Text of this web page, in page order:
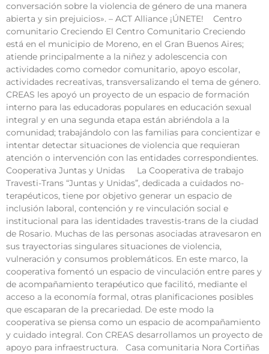
conversación sobre la violencia de género de una manera
abierta y sin prejuicios». – ACT Alliance ¡ÚNETE! Centro
comunitario Creciendo El Centro Comunitario Creciendo
está en el municipio de Moreno, en el Gran Buenos Aires;
atiende principalmente a la niñez y adolescencia con
actividades como comedor comunitario, apoyo escolar,
actividades recreativas, transversalizando el tema de género.
CREAS les apoyó un proyecto de un espacio de formación
interno para las educadoras populares en educación sexual
integral y en una segunda etapa están abriéndola a la
comunidad; trabajándolo con las familias para concientizar e
intentar detectar situaciones de violencia que requieran
atención o intervención con las entidades correspondientes.
Cooperativa Juntas y Unidas La Cooperativa de trabajo
Travesti-Trans “Juntas y Unidas”, dedicada a cuidados no-
terapéuticos, tiene por objetivo generar un espacio de
inclusión laboral, contención y re vinculación social e
institucional para las identidades travestis-trans de la ciudad
de Rosario. Muchas de las personas asociadas atravesaron en
sus trayectorias singulares situaciones de violencia,
vulneración y consumos problemáticos. En este marco, la
cooperativa fomentó un espacio de vinculación entre pares y
de acompañamiento terapéutico que facilitó, mediante el
acceso a la economía formal, otras planificaciones posibles
que escaparan de la precariedad. De este modo la
cooperativa se piensa como un espacio de acompañamiento
y cuidado integral. Con CREAS desarrollamos un proyecto de
apoyo para infraestructura. Casa comunitaria Nora Cortiñas